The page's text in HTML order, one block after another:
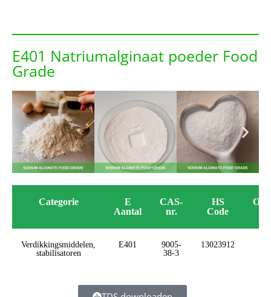
E401 Natriumalginaat poeder Food
Grade
Categorie
E
Aantal
CAS-
nr.
HS
Code
Verdikkingsmiddelen,
stabilisatoren
E401
9005-
38-3
13023912